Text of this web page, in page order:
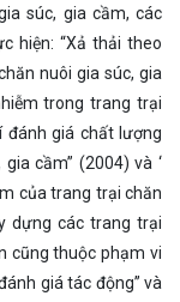
súc, gia cầm, các
hiện: “Xả thải theo
nuôi gia súc, gia
trong trang trại
đánh giá chất lượng
cầm” (2004) và ‘
của trang trại chăn
dựng các trang trại
cũng thuộc phạm vi
giá tác động’’ và